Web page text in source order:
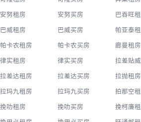
安努租房 安努买房 巴吞旺
巴威租房 巴威买房 帕亚泰
帕卡农租房 帕卡农买房 廊曼租房
律实租房 律实买房 拉差贴
拉差达租房 拉差达买房 拉抛租房
拉玛九租房 拉玛九买房 拍那空
挽叻租房 挽叻买房 挽柯廉